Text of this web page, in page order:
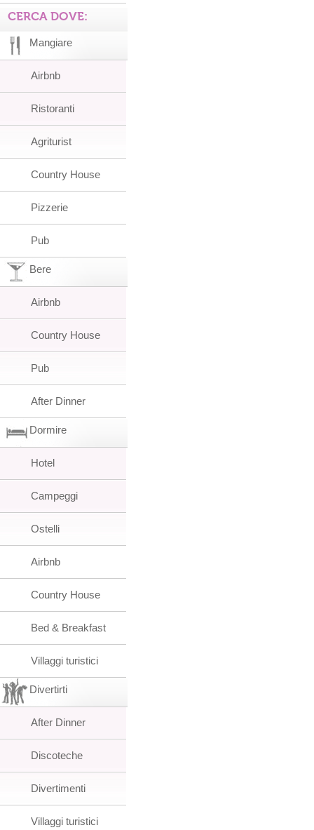
CERCA DOVE:
Mangiare
Airbnb
Ristoranti
Agriturist
Country House
Pizzerie
Pub
Bere
Airbnb
Country House
Pub
After Dinner
Dormire
Hotel
Campeggi
Ostelli
Airbnb
Country House
Bed & Breakfast
Villaggi turistici
Divertirti
After Dinner
Discoteche
Divertimenti
Villaggi turistici